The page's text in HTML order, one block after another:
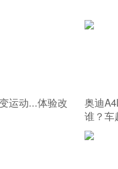
运动...体验改
奥迪
谁？车
问必答